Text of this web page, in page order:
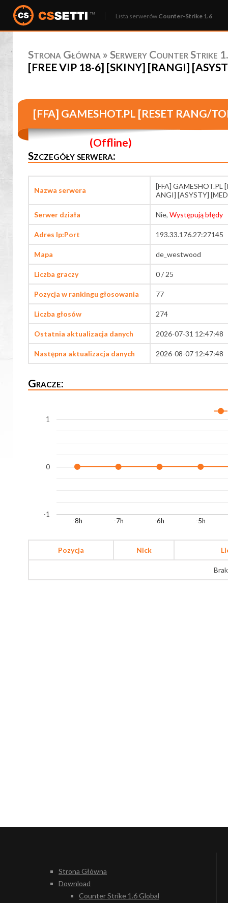
Lista serwerów Counter-Strike 1.6
Strona Główna » Serwery Counter Strike
[FREE VIP 18-6] [SKINY] [RANGI]
[FFA] GAMESHOT.PL [RESET RANG/
(Offline)
Szczegóły serwera:
Nazwa serwera
[FFA] GAMESHOT.PL
ANGI] [ASYSTY]
Serwer działa Nie, Występują błędy
Adres Ip:Port 193.33.176.27:27145
Mapa de_westwood
Liczba graczy 0 / 25
Pozycja w rankingu głosowania 77
Liczba głosów 274
Ostatnia aktualizacja danych 2026-07-31 12:47:48
Następna aktualizacja danych 2026-08-07 12:47:48
Gracze:
-8h -7h -6h -5h
-1
0
1
Pozycja Nick
Strona Główna
Download
Counter Strike 1.6 Global